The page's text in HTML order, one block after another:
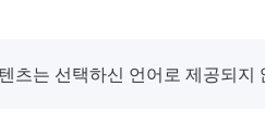
츠는 선택하신 언어로 제공되